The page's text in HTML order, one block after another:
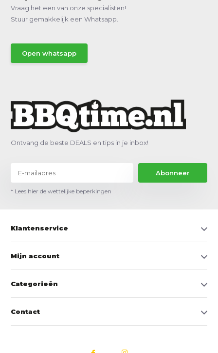
Vraag het een van onze specialisten!
Stuur gemakkelijk een Whatsapp.
Open whatsapp
Ontvang de beste DEALS en tips in je inbox!
Abonneer
* Lees hier de wettelijke beperkingen
Klantenservice
Mijn account
Categorieën
Contact